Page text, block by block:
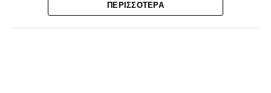
Τα ζευγάρια των ομάδων της
Φθιώτιδας για την 1η Φάση
ΠΕΡΙΣΣΌΤΕΡΑ